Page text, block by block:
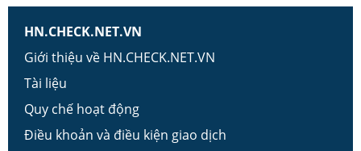
HN.CHECK.NET.VN
Giới thiệu về HN.CHECK.NET.VN
Tài liệu
Quy chế hoạt động
Điều khoản và điều kiện giao dịch